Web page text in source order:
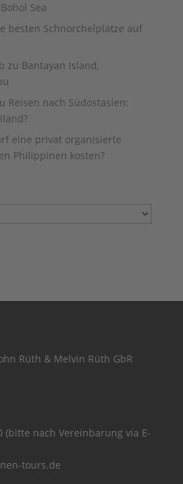
Sea
besten Schnorchelplätze auf
zu Bantayan Island,
Reisen nach Südostasien:
eine privat organisierte
Philippinen kosten?
Rüth & Melvin Rüth GbR
(bitte nach Vereinbarung via E-
tours.de